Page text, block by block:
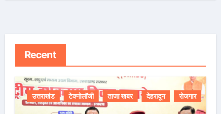
Recent
उत्तराखंड टेक्नोलॉजी ताजा खबर देहरादून रोजगार